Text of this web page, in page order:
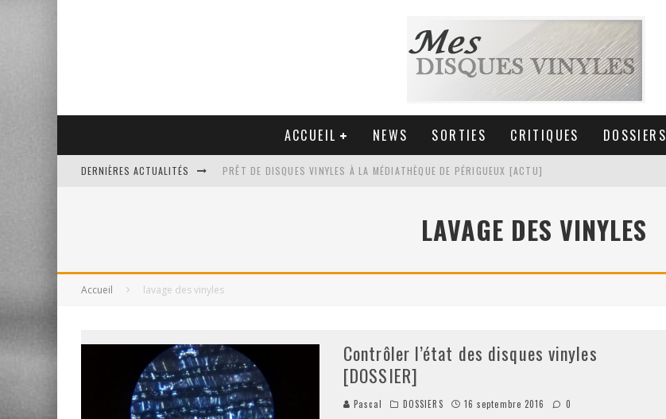
ACCUEIL NEWS SORTIES CRITIQUES DOSSIERS
DERNIÈRES ACTUALITÉS PRÊT DE DISQUES VINYLES À LA MÉDIATHÈQUE DE PÉRIGUEUX [ACTU]
VENTE AUX ENCHÈRES D'UNE COLLECTION DE 6000 VINYLESLAVAGE DES VINYLES
Accueil lavage des vinyles
Contrôler l’état des disques vinyles
[DOSSIER]
Pascal DOSSIERS 16 septembre 2016 0